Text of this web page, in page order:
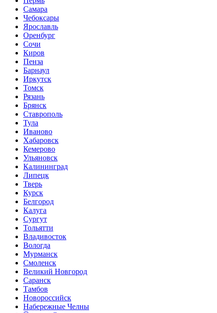
Самара
Чебоксары
Ярославль
Оренбург
Сочи
Киров
Пенза
Барнаул
Иркутск
Томск
Рязань
Брянск
Ставрополь
Тула
Иваново
Хабаровск
Кемерово
Ульяновск
Калининград
Липецк
Тверь
Курск
Белгород
Калуга
Сургут
Тольятти
Владивосток
Вологда
Мурманск
Смоленск
Великий Новгород
Саранск
Тамбов
Новороссийск
Набережные Челны